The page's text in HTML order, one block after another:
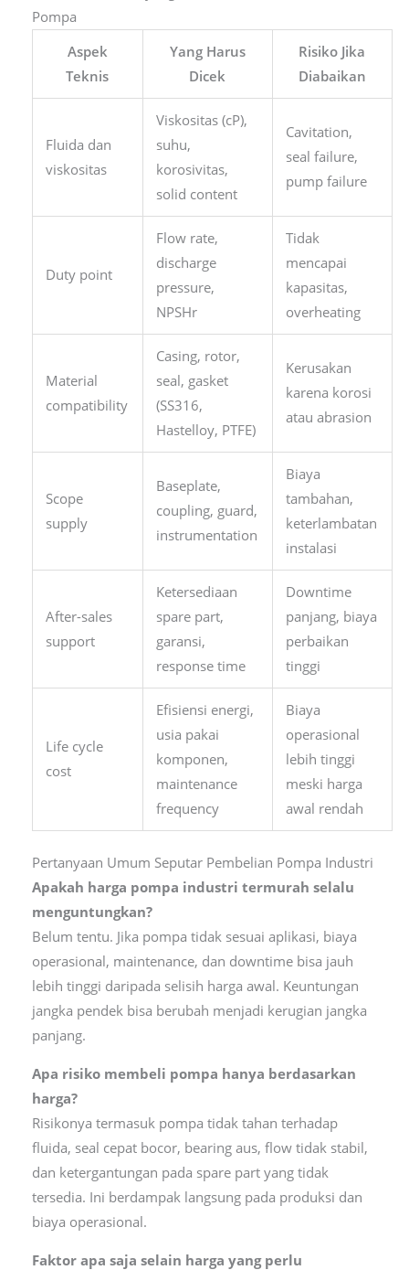
Pompa
Aspek
Teknis
Yang Harus
Dicek
Risiko Jika
Diabaikan
Fluida dan
viskositas
Viskositas (cP),
suhu,
korosivitas,
solid content
Cavitation,
seal failure,
pump failure
Duty point
Flow rate,
discharge
pressure,
NPSHr
Tidak
mencapai
kapasitas,
overheating
Material
compatibility
Casing, rotor,
seal, gasket
(SS316,
Hastelloy, PTFE)
Kerusakan
karena korosi
atau abrasion
Scope
supply
Baseplate,
coupling, guard,
instrumentation
Biaya
tambahan,
keterlambatan
instalasi
After-sales
support
Ketersediaan
spare part,
garansi,
response time
Downtime
panjang, biaya
perbaikan
tinggi
Life cycle
cost
Efisiensi energi,
usia pakai
komponen,
maintenance
frequency
Biaya
operasional
lebih tinggi
meski harga
awal rendah
Pertanyaan Umum Seputar Pembelian Pompa Industri
Apakah harga pompa industri termurah selalu
menguntungkan?
Belum tentu. Jika pompa tidak sesuai aplikasi, biaya
operasional, maintenance, dan downtime bisa jauh
lebih tinggi daripada selisih harga awal. Keuntungan
jangka pendek bisa berubah menjadi kerugian jangka
panjang.
Apa risiko membeli pompa hanya berdasarkan
harga?
Risikonya termasuk pompa tidak tahan terhadap
fluida, seal cepat bocor, bearing aus, flow tidak stabil,
dan ketergantungan pada spare part yang tidak
tersedia. Ini berdampak langsung pada produksi dan
biaya operasional.
Faktor apa saja selain harga yang perlu